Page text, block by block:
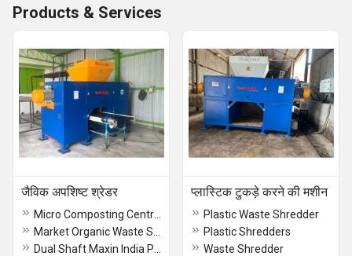
Products & Services
जैविक अपशिष्ट श्रेडर प्लास्टिक टुकड़े करने की मशीन
Plastic Waste Shredder
Plastic Shredders
Waste Shredder